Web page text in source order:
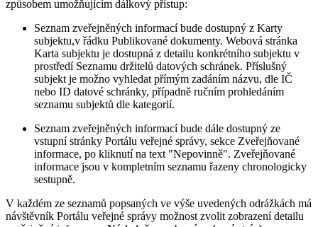
způsobem umožňujícím dálkový přístup:
Seznam zveřejněných informací bude dostupný z Karty
subjektu,v řádku Publikované dokumenty. Webová stránka
Karta subjektu je dostupná z detailu konkrétního subjektu v
prostředí Seznamu držitelů datových schránek. Příslušný
subjekt je možno vyhledat přímým zadáním názvu, dle IČ
nebo ID datové schránky, případně ručním prohledáním
seznamu subjektů dle kategorií.
Seznam zveřejněných informací bude dále dostupný ze
vstupní stránky Portálu veřejné správy, sekce Zveřejňované
informace, po kliknutí na text "Nepovinně". Zveřejňované
informace jsou v kompletním seznamu řazeny chronologicky
sestupně.
V každém ze seznamů popsaných ve výše uvedených odrážkách má
návštěvník Portálu veřejné správy možnost zvolit zobrazení detailu